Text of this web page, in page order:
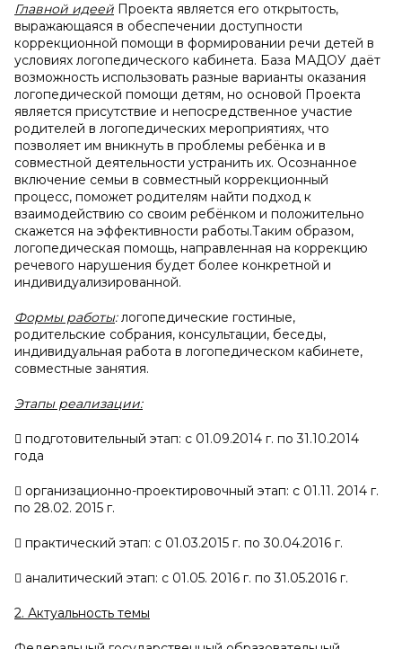
Главной идеей Проекта является его открытость,
выражающаяся в обеспечении доступности
коррекционной помощи в формировании речи детей в
условиях логопедического кабинета. База МАДОУ даёт
возможность использовать разные варианты оказания
логопедической помощи детям, но основой Проекта
является присутствие и непосредственное участие
родителей в логопедических мероприятиях, что
позволяет им вникнуть в проблемы ребёнка и в
совместной деятельности устранить их. Осознанное
включение семьи в совместный коррекционный
процесс, поможет родителям найти подход к
взаимодействию со своим ребёнком и положительно
скажется на эффективности работы.Таким образом,
логопедическая помощь, направленная на коррекцию
речевого нарушения будет более конкретной и
индивидуализированной.
Формы работы:логопедические гостиные,
родительские собрания, консультации, беседы,
индивидуальная работа в логопедическом кабинете,
совместные занятия.
Этапы реализации:
 подготовительный этап: с 01.09.2014 г. по 31.10.2014
года
 организационно-проектировочный этап: с 01.11. 2014 г.
по 28.02. 2015 г.
 практический этап: с 01.03.2015 г. по 30.04.2016 г.
 аналитический этап: с 01.05. 2016 г. по 31.05.2016 г.
2. Актуальность темы